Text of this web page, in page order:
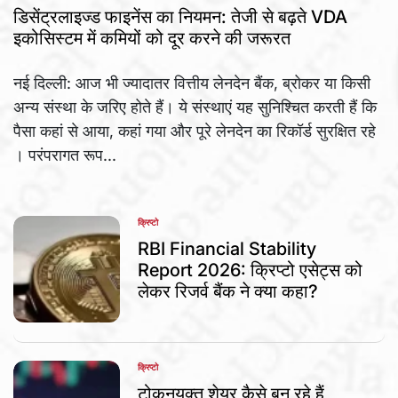
IN
डिसेंट्रलाइज्ड फाइनेंस का नियमन: तेजी से बढ़ते VDA
इकोसिस्टम में कमियों को दूर करने की जरूरत
नई दिल्ली: आज भी ज्यादातर वित्तीय लेनदेन बैंक, ब्रोकर या किसी
अन्य संस्था के जरिए होते हैं। ये संस्थाएं यह सुनिश्चित करती हैं कि
पैसा कहां से आया, कहां गया और पूरे लेनदेन का रिकॉर्ड सुरक्षित रहे
। परंपरागत रूप...
POSTED
IN
क्रिप्टो
RBI Financial Stability
Report 2026: क्रिप्टो एसेट्स को
लेकर रिजर्व बैंक ने क्या कहा?
POSTED
IN
क्रिप्टो